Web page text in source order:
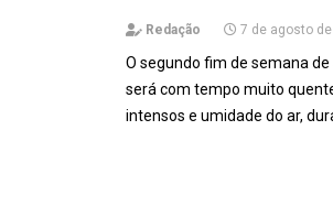
Redação 7 de agosto
O segundo fim de semana
será com tempo muito
intensos e umidade do ar,